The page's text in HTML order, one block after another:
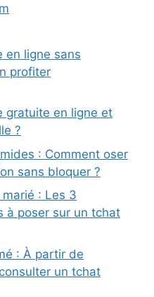
en ligne sans
profiter
gratuite en ligne et
?
: Comment oser
sans bloquer ?
: Les 3
à poser sur un tchat
: À partir de
un tchat